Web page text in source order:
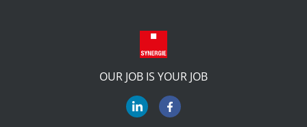
OUR JOB IS YOUR JOB